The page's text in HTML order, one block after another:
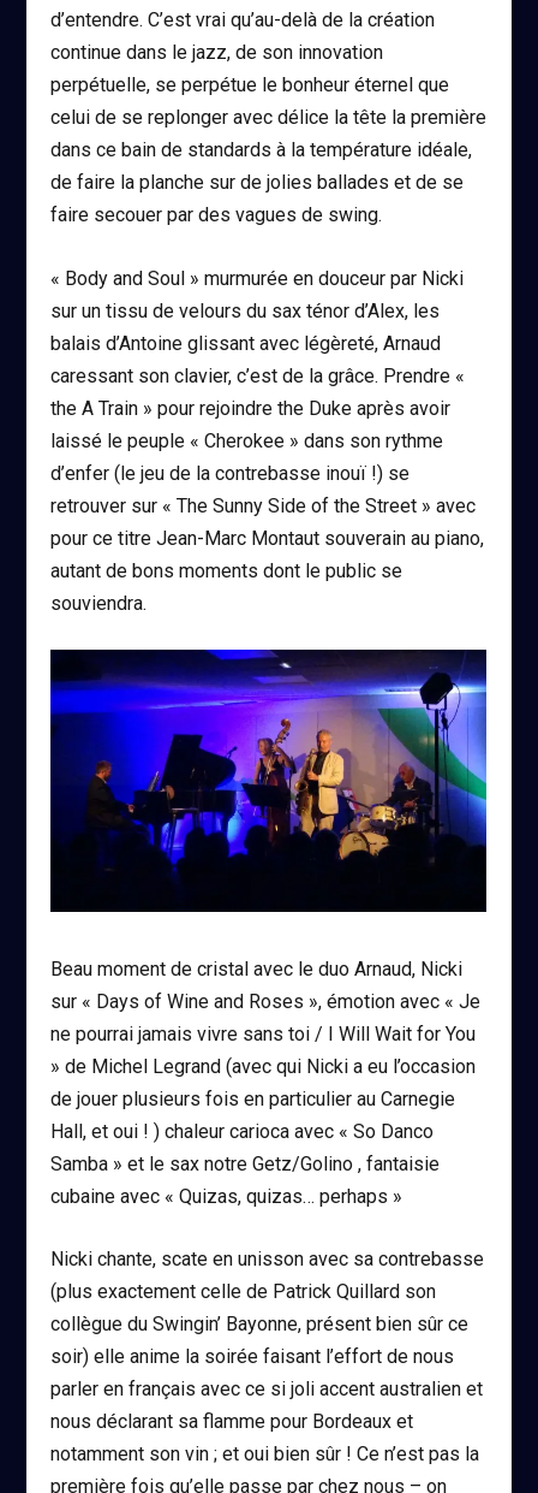
d’entendre. C’est vrai qu’au-delà de la création
continue dans le jazz, de son innovation
perpétuelle, se perpétue le bonheur éternel que
celui de se replonger avec délice la tête la première
dans ce bain de standards à la température idéale,
de faire la planche sur de jolies ballades et de se
faire secouer par des vagues de swing.
« Body and Soul » murmurée en douceur par Nicki
sur un tissu de velours du sax ténor d’Alex, les
balais d’Antoine glissant avec légèreté, Arnaud
caressant son clavier, c’est de la grâce. Prendre «
the A Train » pour rejoindre the Duke après avoir
laissé le peuple « Cherokee » dans son rythme
d’enfer (le jeu de la contrebasse inouï !) se
retrouver sur « The Sunny Side of the Street » avec
pour ce titre Jean-Marc Montaut souverain au piano,
autant de bons moments dont le public se
souviendra.
Beau moment de cristal avec le duo Arnaud, Nicki
sur « Days of Wine and Roses », émotion avec « Je
ne pourrai jamais vivre sans toi / I Will Wait for You
» de Michel Legrand (avec qui Nicki a eu l’occasion
de jouer plusieurs fois en particulier au Carnegie
Hall, et oui ! ) chaleur carioca avec « So Danco
Samba » et le sax notre Getz/Golino , fantaisie
cubaine avec « Quizas, quizas… perhaps »
Nicki chante, scate en unisson avec sa contrebasse
(plus exactement celle de Patrick Quillard son
collègue du Swingin’ Bayonne, présent bien sûr ce
soir) elle anime la soirée faisant l’effort de nous
parler en français avec ce si joli accent australien et
nous déclarant sa flamme pour Bordeaux et
notamment son vin ; et oui bien sûr ! Ce n’est pas la
première fois qu’elle passe par chez nous – on